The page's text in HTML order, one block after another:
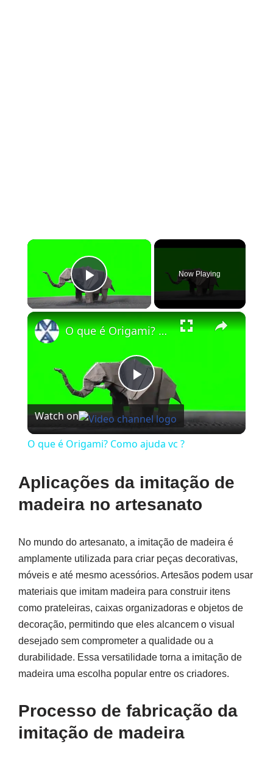
×
Play Video
Now Playing
×
Play
Video
O que é Origami? Como ajuda vc ?
Watch on
O que é Origami? Como ajuda vc ?
Aplicações da imitação de
madeira no artesanato
No mundo do artesanato, a imitação de madeira é
amplamente utilizada para criar peças decorativas,
móveis e até mesmo acessórios. Artesãos podem usar
materiais que imitam madeira para construir itens
como prateleiras, caixas organizadoras e objetos de
decoração, permitindo que eles alcancem o visual
desejado sem comprometer a qualidade ou a
durabilidade. Essa versatilidade torna a imitação de
madeira uma escolha popular entre os criadores.
Processo de fabricação da
imitação de madeira